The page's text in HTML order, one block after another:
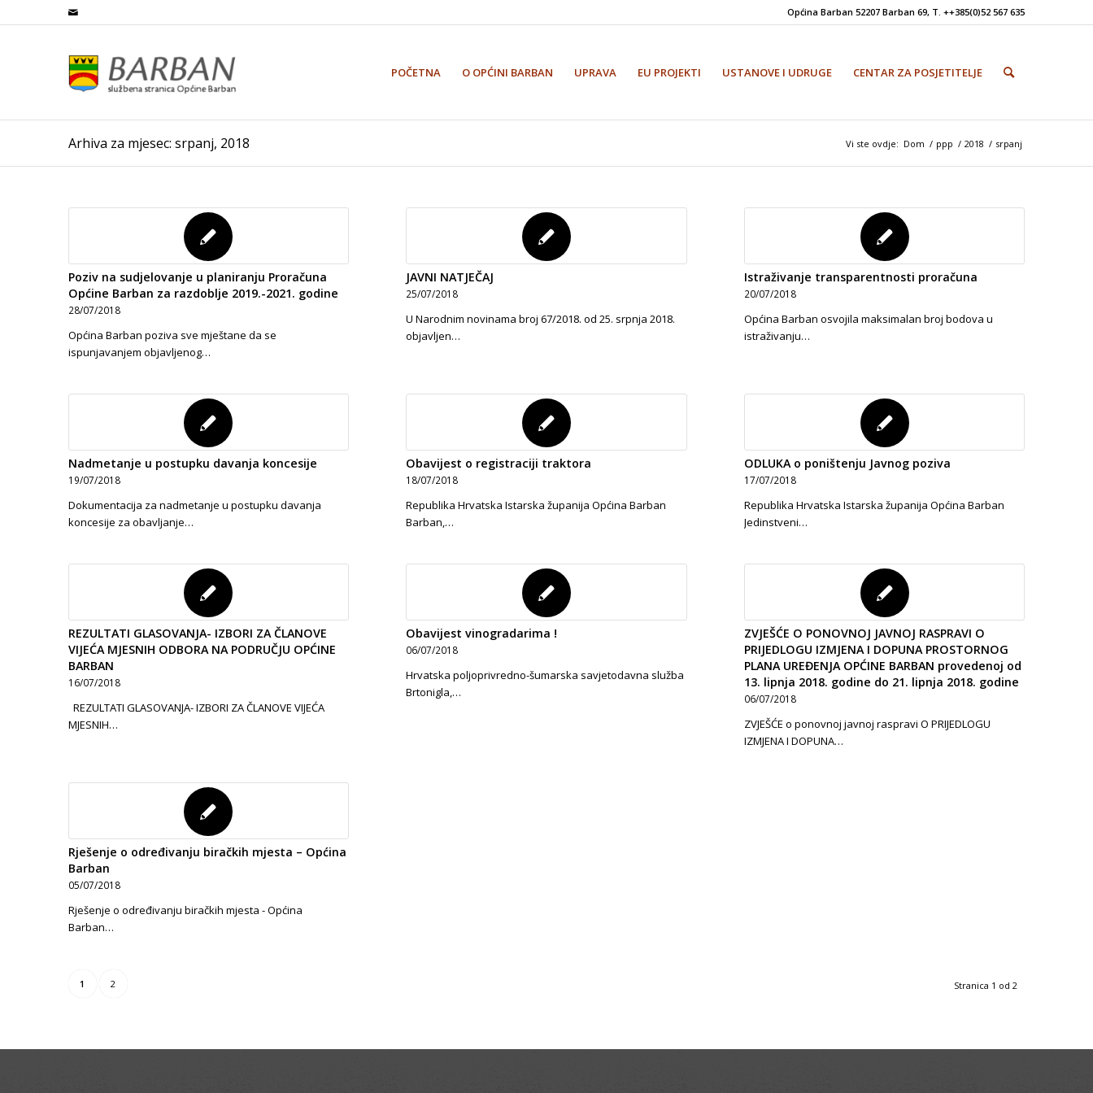
Općina Barban 52207 Barban 69, T. ++385(0)52 567 635
POČETNA O OPĆINI BARBAN UPRAVA EU PROJEKTI USTANOVE I UDRUGE CENTAR ZA POSJETITELJE
Arhiva za mjesec: srpanj, 2018 Vi ste ovdje: Dom / ppp / 2018 / srpanj
Poziv na sudjelovanje u planiranju Proračuna
Općine Barban za razdoblje 2019.-2021. godine
28/07/2018
Općina Barban poziva sve mještane da se
ispunjavanjem objavljenog…
JAVNI NATJEČAJ
25/07/2018
U Narodnim novinama broj 67/2018. od 25. srpnja 2018.
objavljen…
Istraživanje transparentnosti proračuna
20/07/2018
Općina Barban osvojila maksimalan broj bodova u
istraživanju…
Nadmetanje u postupku davanja koncesije
19/07/2018
Dokumentacija za nadmetanje u postupku davanja
koncesije za obavljanje…
Obavijest o registraciji traktora
18/07/2018
Republika Hrvatska Istarska županija Općina Barban
Barban,…
ODLUKA o poništenju Javnog poziva
17/07/2018
Republika Hrvatska Istarska županija Općina Barban
Jedinstveni…
REZULTATI GLASOVANJA- IZBORI ZA ČLANOVE
VIJEĆA MJESNIH ODBORA NA PODRUČJU OPĆINE
BARBAN
16/07/2018
REZULTATI GLASOVANJA- IZBORI ZA ČLANOVE VIJEĆA
MJESNIH…
Obavijest vinogradarima !
06/07/2018
Hrvatska poljoprivredno-šumarska savjetodavna služba
Brtonigla,…
ZVJEŠĆE O PONOVNOJ JAVNOJ RASPRAVI O
PRIJEDLOGU IZMJENA I DOPUNA PROSTORNOG
PLANA UREĐENJA OPĆINE BARBAN provedenoj od
13. lipnja 2018. godine do 21. lipnja 2018. godine
06/07/2018
ZVJEŠĆE o ponovnoj javnoj raspravi O PRIJEDLOGU
IZMJENA I DOPUNA…
Rješenje o određivanju biračkih mjesta – Općina
Barban
05/07/2018
Rješenje o određivanju biračkih mjesta - Općina
Barban…
Stranica 1 od 2
1 2